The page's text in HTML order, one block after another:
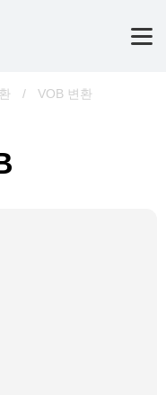
/
VOB 변환